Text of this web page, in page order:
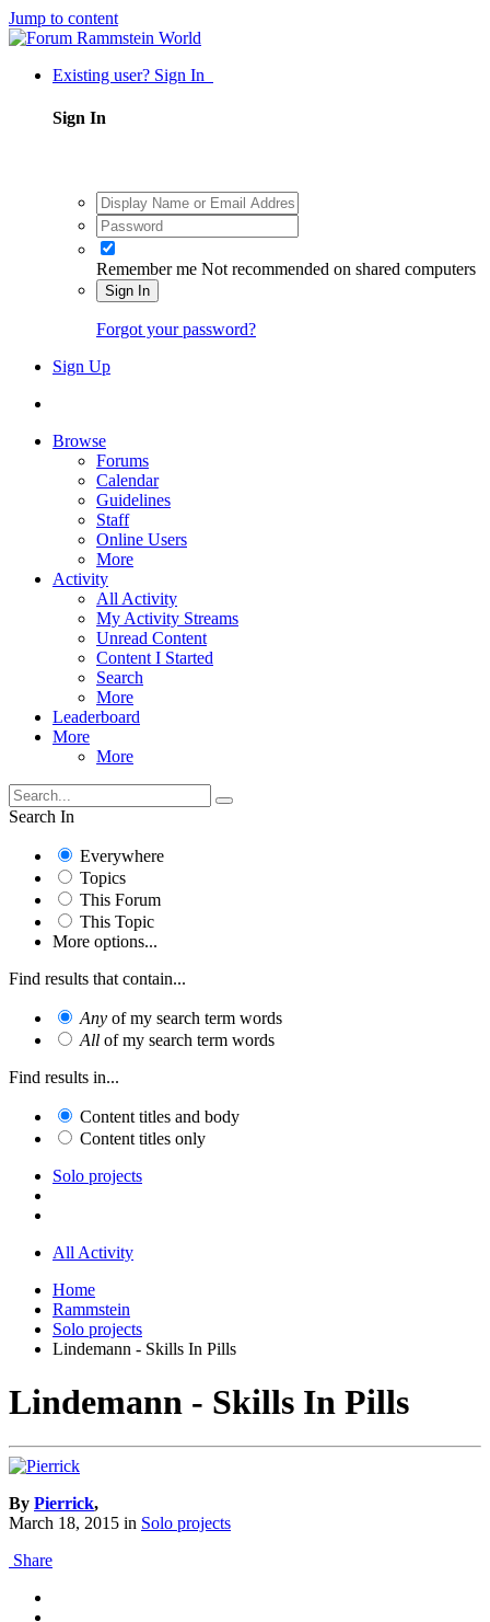
Jump to content
Existing user? Sign In
Sign In
Remember me Not recommended on shared computers
Sign In
Forgot your password?
Sign Up
Browse
Forums
Calendar
Guidelines
Staff
Online Users
More
Activity
All Activity
My Activity Streams
Unread Content
Content I Started
Search
More
Leaderboard
More
More
Search In
Everywhere
Topics
This Forum
This Topic
More options...
Find results that contain...
Any of my search term words
All of my search term words
Find results in...
Content titles and body
Content titles only
Solo projects
All Activity
Home
Rammstein
Solo projects
Lindemann - Skills In Pills
Lindemann - Skills In Pills
By Pierrick,
March 18, 2015 in Solo projects
Share